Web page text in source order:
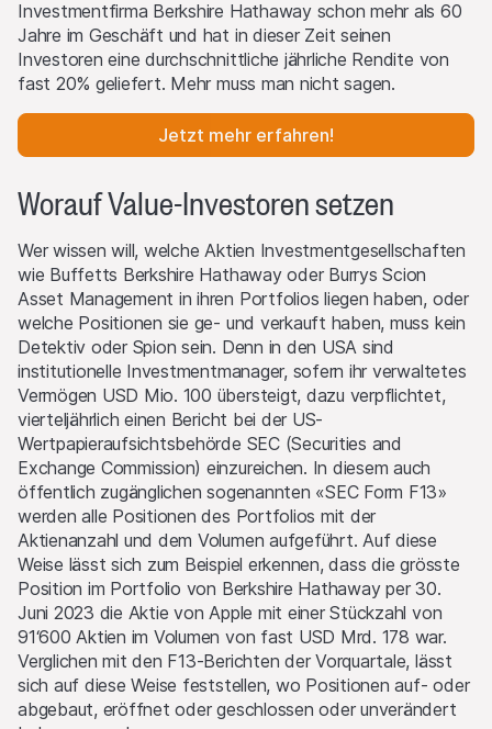
Investmentfirma Berkshire Hathaway schon mehr als 60
Jahre im Geschäft und hat in dieser Zeit seinen
Investoren eine durchschnittliche jährliche Rendite von
fast 20% geliefert. Mehr muss man nicht sagen.
Jetzt mehr erfahren!
Worauf Value-Investoren setzen
Wer wissen will, welche Aktien Investmentgesellschaften
wie Buffetts Berkshire Hathaway oder Burrys Scion
Asset Management in ihren Portfolios liegen haben, oder
welche Positionen sie ge- und verkauft haben, muss kein
Detektiv oder Spion sein. Denn in den USA sind
institutionelle Investmentmanager, sofern ihr verwaltetes
Vermögen USD Mio. 100 übersteigt, dazu verpflichtet,
vierteljährlich einen Bericht bei der US-
Wertpapieraufsichtsbehörde SEC (Securities and
Exchange Commission) einzureichen. In diesem auch
öffentlich zugänglichen sogenannten «SEC Form F13»
werden alle Positionen des Portfolios mit der
Aktienanzahl und dem Volumen aufgeführt. Auf diese
Weise lässt sich zum Beispiel erkennen, dass die grösste
Position im Portfolio von Berkshire Hathaway per 30.
Juni 2023 die Aktie von Apple mit einer Stückzahl von
91‘600 Aktien im Volumen von fast USD Mrd. 178 war.
Verglichen mit den F13-Berichten der Vorquartale, lässt
sich auf diese Weise feststellen, wo Positionen auf- oder
abgebaut, eröffnet oder geschlossen oder unverändert